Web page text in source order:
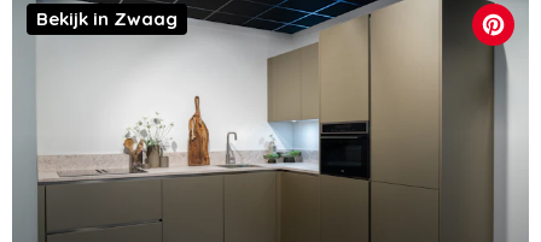
Bekijk in Zwaag